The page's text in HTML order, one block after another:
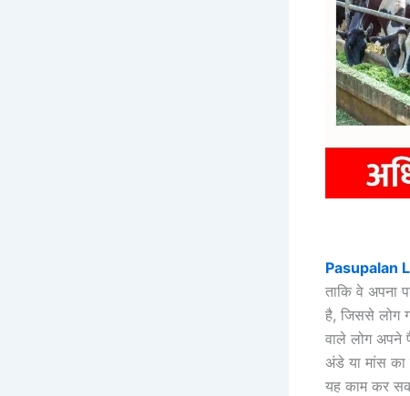
Pasupalan
ताकि वे अपना
है, जिससे लोग
वाले लोग अपने
अंडे या मांस का
यह काम कर